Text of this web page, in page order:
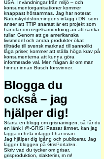
USA. Invändningar från miljö – och
konsumentorganisationer kommer
knappast hörsammas. Jag har noterat
Naturskyddsföreningens inlägg i DN, som
anser att TTIP snarast är ett projekt som
handlar om regelsamordning än att sänka
tullar. Genom att ge amerikanska
livsmedel och andra produkter ökat
tillträde till svensk marknad till sannolikt
låga priser, kommer att ställa höga krav på
konsumenterna att kunna göra
informerade val. Men frågan är om man
hinner innan Busch försvinner.
Blogga du
också – jag
hjälper dig!
Starta en blogg om grisnäringen, så får du
en länk i @-GRIS! Passar ämnet, kan jag
lägga in hela inlägget här ovan.
Jag hjälper dig igång och publicerar. Jag
lägger bloggen på GrisPortalen.
Skriv vad du tycker om grisar,
grisproduktion, slakterier, m m!